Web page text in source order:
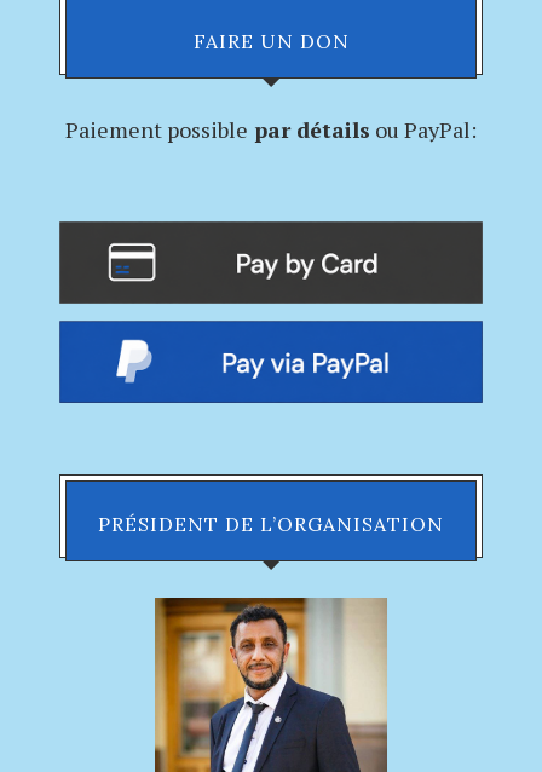
FAIRE UN DON
Paiement possible par détails ou PayPal:
PRÉSIDENT DE L’ORGANISATION